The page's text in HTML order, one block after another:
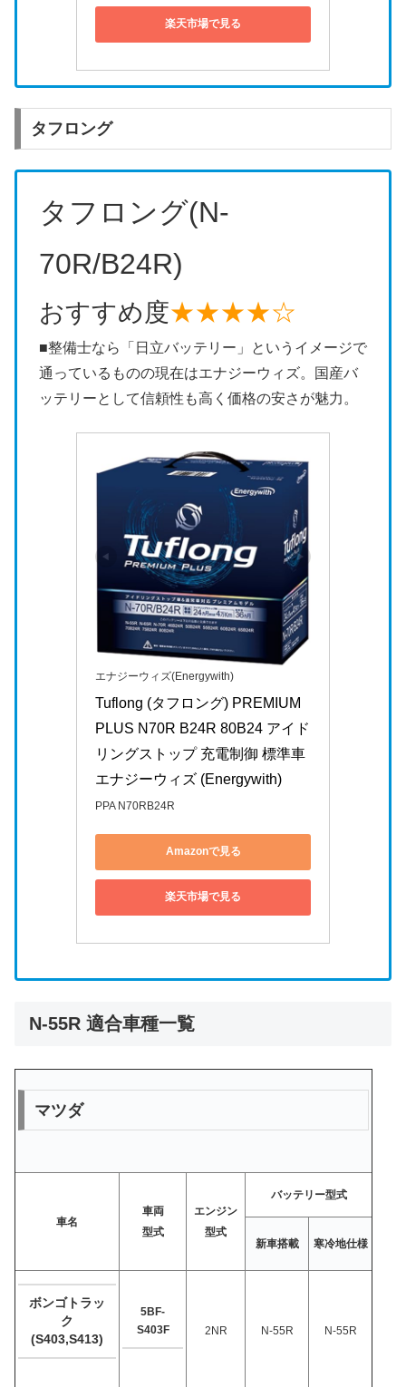
楽天市場で見る
タフロング
タフロング(N-
70R/B24R)
おすすめ度★★★★☆
■整備士なら「日立バッテリー」というイメージで
通っているものの現在はエナジーウィズ。国産バ
ッテリーとして信頼性も高く価格の安さが魅力。
エナジーウィズ(Energywith)
Tuflong (タフロング) PREMIUM
PLUS N70R B24R 80B24 アイド
リングストップ 充電制御 標準車
エナジーウィズ (Energywith)
PPA N70RB24R
Amazonで見る
楽天市場で見る
N-55R 適合車種一覧
マツダ
車名
車両
型式
エンジン
型式
バッテリー型式
新車搭載 寒冷地仕様
ボンゴトラッ
ク
(S403,S413)
5BF-
S403F
2NR N-55R N-55R